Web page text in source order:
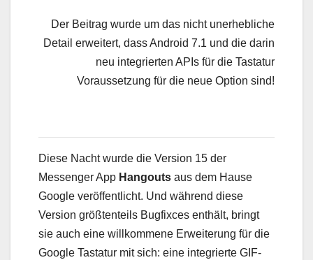
Der Beitrag wurde um das nicht unerhebliche
Detail erweitert, dass Android 7.1 und die darin
neu integrierten APIs für die Tastatur
Voraussetzung für die neue Option sind!
Diese Nacht wurde die Version 15 der
Messenger App Hangouts aus dem Hause
Google veröffentlicht. Und während diese
Version größtenteils Bugfixces enthält, bringt
sie auch eine willkommene Erweiterung für die
Google Tastatur mit sich: eine integrierte GIF-